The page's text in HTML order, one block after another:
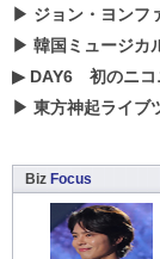
▶ ジョン・ヨンファ新
▶ 韓国ミュージカル『狂炎ソナ
▶ DAY6 初のニコニコ動画の放
▶ 東方神起ライブツ
Biz Focus